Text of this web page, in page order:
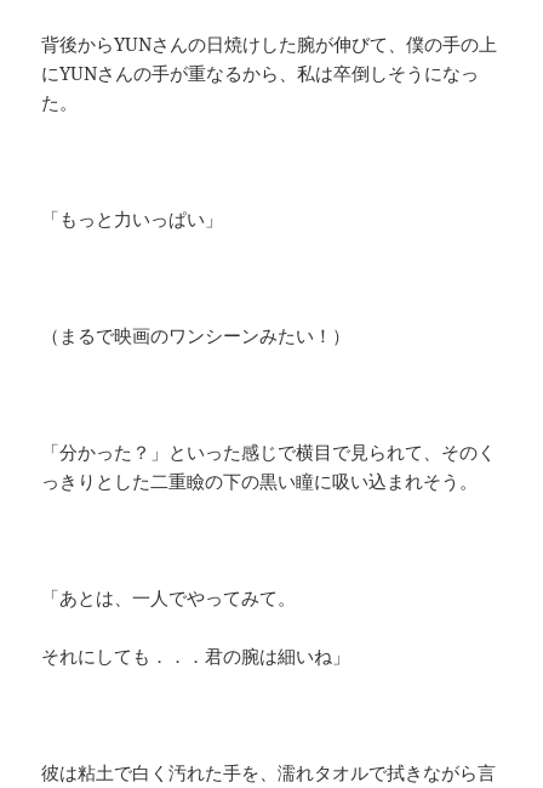
背後からYUNさんの日焼けした腕が伸びて、僕の手の上
にYUNさんの手が重なるから、私は卒倒しそうになっ
た。
「もっと力いっぱい」
（まるで映画のワンシーンみたい！）
「分かった？」といった感じで横目で見られて、そのく
っきりとした二重瞼の下の黒い瞳に吸い込まれそう。
「あとは、一人でやってみて。
それにしても．．．君の腕は細いね」
彼は粘土で白く汚れた手を、濡れタオルで拭きながら言